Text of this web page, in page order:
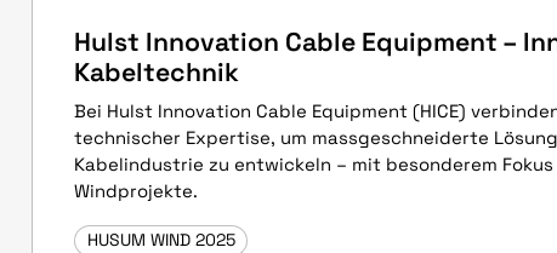
Hulst Innovation Cable Equipment –
Kabeltechnik
Bei Hulst Innovation Cable Equipment (HICE)
technischer Expertise, um massgeschneiderte
Kabelindustrie zu entwickeln – mit besonderem
Windprojekte.
HUSUM WIND 2025